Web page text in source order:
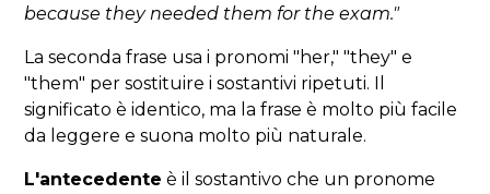
because they needed them for the exam."
La seconda frase usa i pronomi "her," "they" e
"them" per sostituire i sostantivi ripetuti. Il
significato è identico, ma la frase è molto più facile
da leggere e suona molto più naturale.
L'antecedente è il sostantivo che un pronome